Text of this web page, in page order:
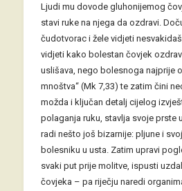
Ljudi mu dovode gluhonijemog
stavi ruke na njega da ozdravi.
čudotvorac i žele vidjeti
vidjeti kako bolestan čovjek
uslišava, nego bolesnoga najprije
mnoštva“ (Mk 7,33) te zatim čini
možda i ključan detalj cijelog
polaganja ruku, stavlja svoje prste
radi nešto još bizarnije: pljune i
bolesniku u usta. Zatim upravi
svaki put prije molitve, ispusti
čovjeka – pa riječju naredi